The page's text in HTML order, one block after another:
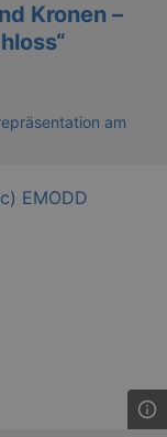
Kronen –
am